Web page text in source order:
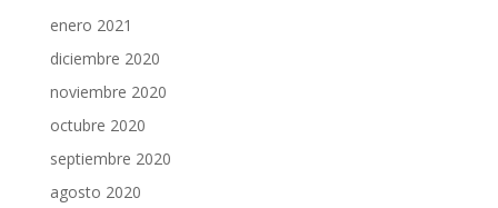
enero 2021
diciembre 2020
noviembre 2020
octubre 2020
septiembre 2020
agosto 2020